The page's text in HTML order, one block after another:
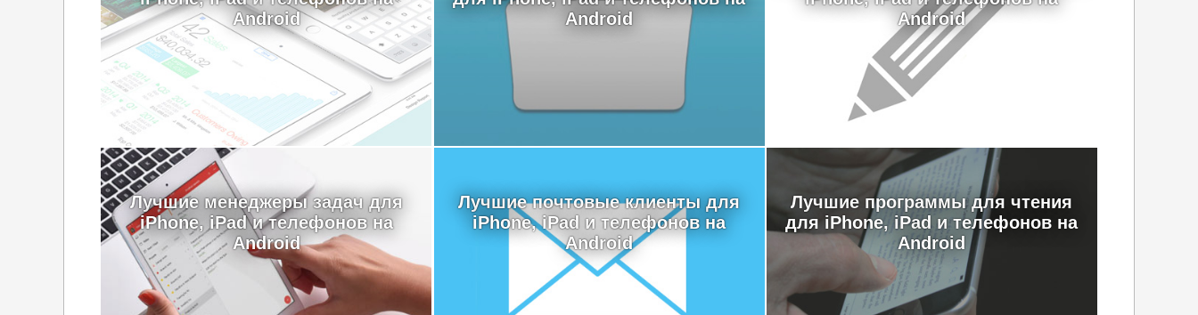
Android
Android
Android
Лучшие менеджеры задач для
iPhone, iPad и телефонов на
Android
Лучшие почтовые клиенты для
iPhone, iPad и телефонов на
Android
Лучшие программы для чтения
для iPhone, iPad и телефонов на
Android